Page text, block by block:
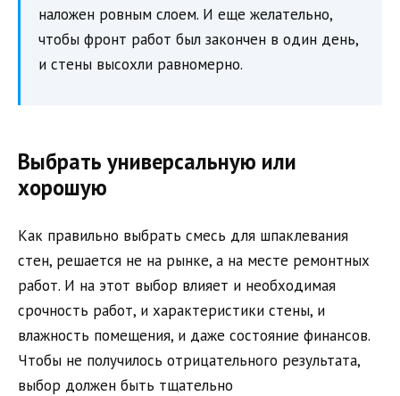
наложен ровным слоем. И еще желательно,
чтобы фронт работ был закончен в один день,
и стены высохли равномерно.
Выбрать универсальную или
хорошую
Как правильно выбрать смесь для шпаклевания
стен, решается не на рынке, а на месте ремонтных
работ. И на этот выбор влияет и необходимая
срочность работ, и характеристики стены, и
влажность помещения, и даже состояние финансов.
Чтобы не получилось отрицательного результата,
выбор должен быть тщательно